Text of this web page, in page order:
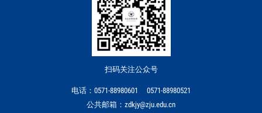
扫码关注公众号
电话：0571-88980601 0571-88980521
公共邮箱：zdkjy@zju.edu.cn